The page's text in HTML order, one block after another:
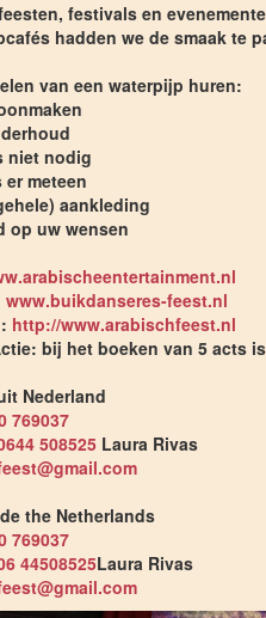
festivals en
hadden we de smaak te
van een waterpijp huren:
niet nodig
er meteen
aankleding
op uw wensen
www.buikdanseres-feest.nl
http://www.arabischfeest.nl
bij het boeken van 5 acts
Nederland
769037
508525 Laura Rivas
the Netherlands
769037
44508525Laura Rivas